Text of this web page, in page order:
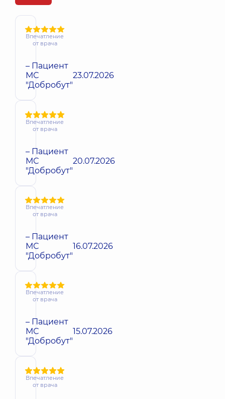
Впечатление
от врача
– Пациент
МС
"Добробут"
23.07.2026
Впечатление
от врача
– Пациент
МС
"Добробут"
20.07.2026
Впечатление
от врача
– Пациент
МС
"Добробут"
16.07.2026
Впечатление
от врача
– Пациент
МС
"Добробут"
15.07.2026
Впечатление
от врача